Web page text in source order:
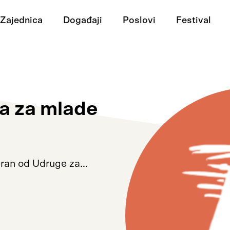
Zajednica Događaji Poslovi Festival
za mlade
od Udruge za…